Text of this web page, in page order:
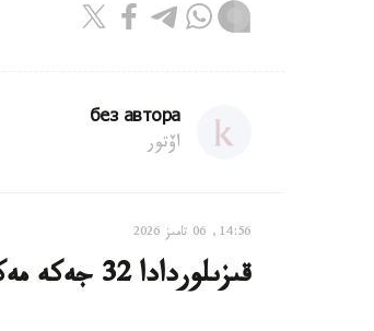
без автора
اۆتور
14:56, 06 تامىز 2026
قىزىلوردادا 32 جەكە مەكتەپتىڭ تەڭ جارتىسى جابىلىپ قالدى